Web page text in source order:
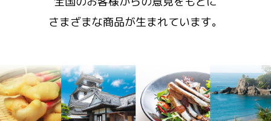
さまざまな商品が生まれています。